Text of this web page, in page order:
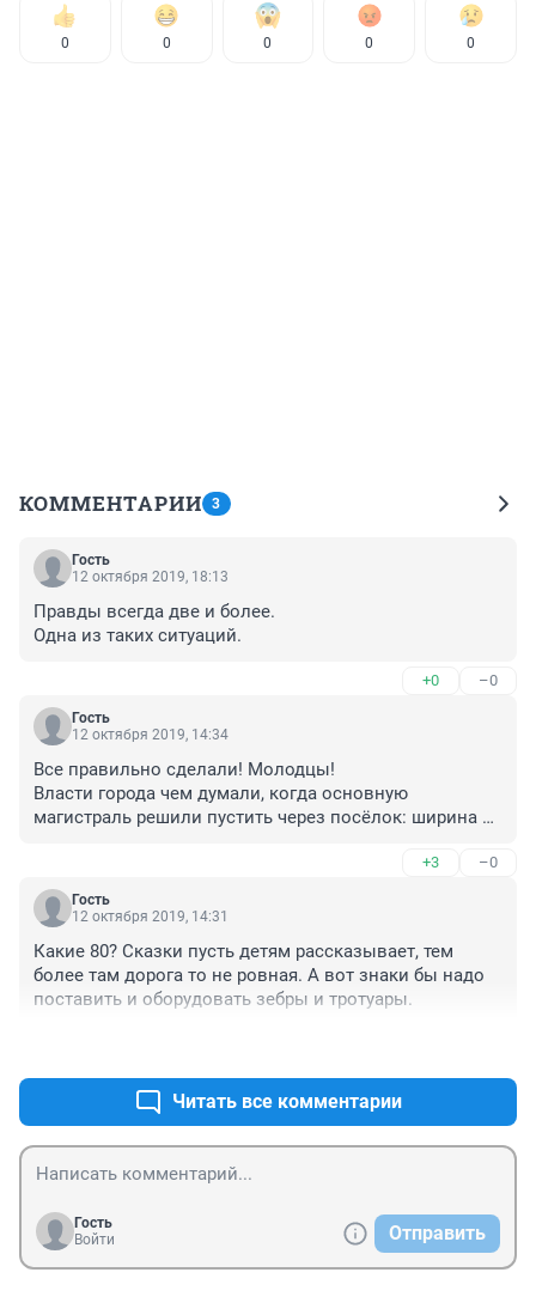
0 0 0 0 0
КОММЕНТАРИИ 3
Гость
12 октября 2019, 18:13
Правды всегда две и более.
Одна из таких ситуаций.
+0 –0
Гость
12 октября 2019, 14:34
Все правильно сделали! Молодцы!
Власти города чем думали, когда основную
магистраль решили пустить через посёлок: ширина
движения- это главное!!!! Кто то проверял выдержано
ли расстояние по нормам от домов? Есть ли
пешеходные переходы, тротуары и т.п. для
В прокуратуру нужно писать, пусть проводят проверку
соблюдения всем нормам.
+3 –0
Гость
12 октября 2019, 14:31
Какие 80? Сказки пусть детям рассказывает, тем
более там дорога то не ровная. А вот знаки бы надо
поставить и оборудовать зебры и тротуары.
Читать все комментарии
Гость
Войти
Отправить